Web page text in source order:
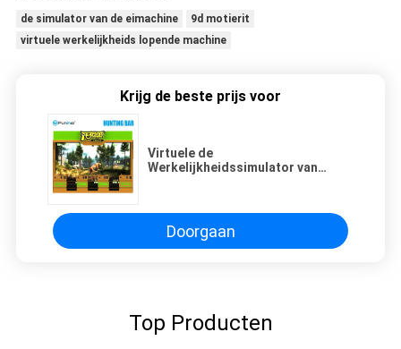
de simulator van de eimachine
9d motierit
virtuele werkelijkheids lopende machine
Krijg de beste prijs voor
Virtuele de
Werkelijkheidssimulator van
Doorgaan
Top Producten